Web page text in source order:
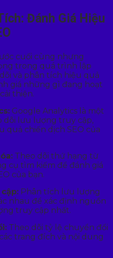
Đánh Giá Hiệu
cuối cùng nhưng
trong quá trình lập
và phân tích hiệu quả
giá những gì đang hoạt
thiện.
Google Analytics là một
dõi lưu lượng truy cập,
quả chiến dịch SEO của
Theo dõi thứ hạng từ
cụ tìm kiếm để đánh giá
của bạn.
Phân tích lưu lượng
nhau để xác định nguồn
truy cập nhất.
Theo dõi tỷ lệ chuyển đổi
trang đích và nội dung